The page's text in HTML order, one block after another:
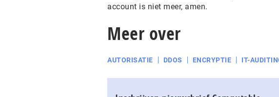
account is niet meer, amen.
Meer over
AUTORISATIE DDOS ENCRYPTIE IT-